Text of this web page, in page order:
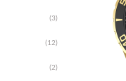
(3)
(12)
(2)